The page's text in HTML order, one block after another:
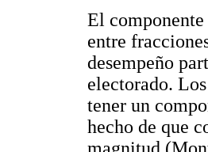
El
entre
desempeño
electorado.
tener un
hecho de que
magnitud